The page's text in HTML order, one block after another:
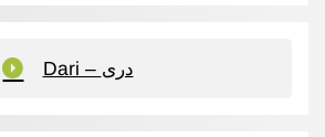
Dari – دری